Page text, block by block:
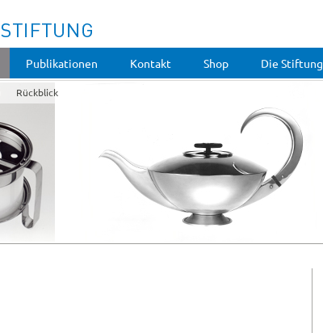
Rückblick
Publikationen Kontakt Shop Die Stiftung